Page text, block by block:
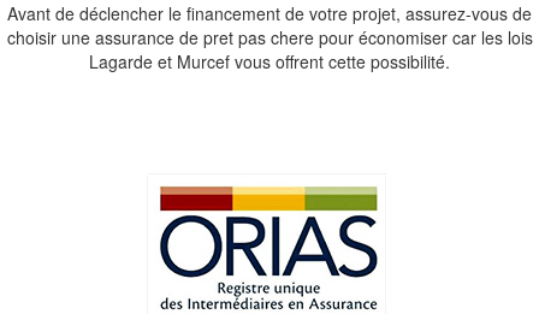
Avant de déclencher le financement de votre projet, assurez-vous de
choisir une assurance de pret pas chere pour économiser car les lois
Lagarde et Murcef vous offrent cette possibilité.